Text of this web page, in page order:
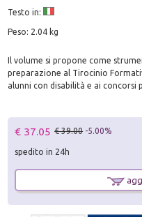
Testo in:
Peso: 2.04 kg
Il volume si propone come
preparazione al Tirocinio
alunni con disabilità e ai concorsi
€ 37.05 € 39.00 -5.00%
spedito in 24h